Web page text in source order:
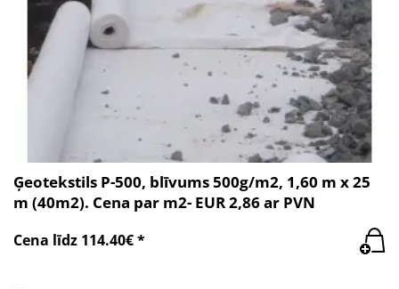
Ģeotekstils P-500, blīvums 500g/m2, 1,60 m x 25
m (40m2). Cena par m2- EUR 2,86 ar PVN
Cena līdz 114.40€ *